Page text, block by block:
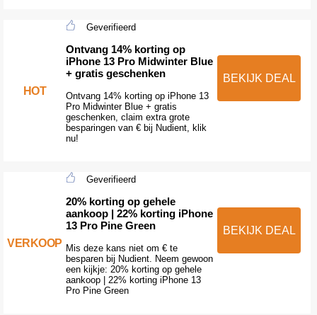
HOT
Geverifieerd
Ontvang 14% korting op
iPhone 13 Pro Midwinter Blue
+ gratis geschenken
Ontvang 14% korting op iPhone 13
Pro Midwinter Blue + gratis
geschenken, claim extra grote
besparingen van € bij Nudient, klik
nu!
BEKIJK DEAL
VERKOOP
Geverifieerd
20% korting op gehele
aankoop | 22% korting iPhone
13 Pro Pine Green
Mis deze kans niet om € te
besparen bij Nudient. Neem gewoon
een kijkje: 20% korting op gehele
aankoop | 22% korting iPhone 13
Pro Pine Green
BEKIJK DEAL